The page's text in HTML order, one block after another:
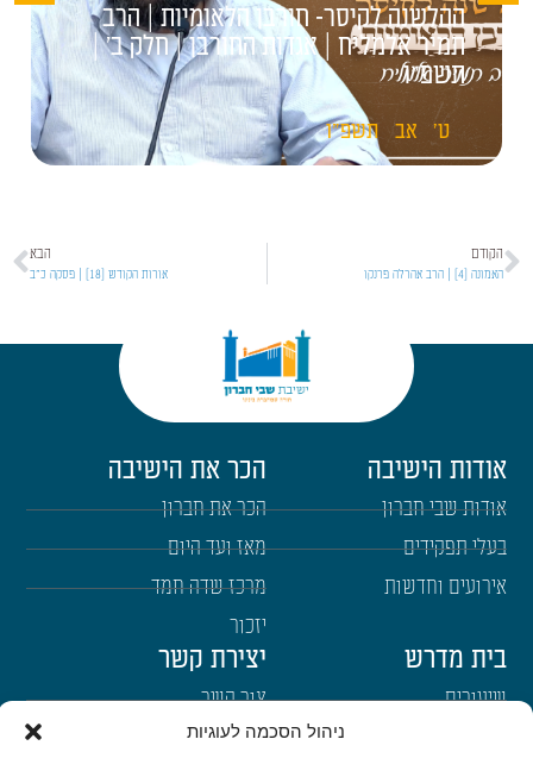
ניהול הסכמה לעוגיות
ההלשנה לקיסר- חורבן הלאומיות | הרב
תמיר אלמליח | אגדות החורבן | חלק ב' |
תשפ"ו
ט' אב תשפ"ו
הקודם
האמונה [4] | הרב אהרלה פרנקו
הבא
אורות הקודש [18] | פסקה כ"ב
אודות הישיבה
אודות שבי חברון
בעלי תפקידים
אירועים וחדשות
הכר את הישיבה
הכר את חברון
מאז ועד היום
מרכז שדה חמד
יזכור
בית מדרש
שיעורים
יצירת קשר
צור קשר
הרשמה לשבו"ש